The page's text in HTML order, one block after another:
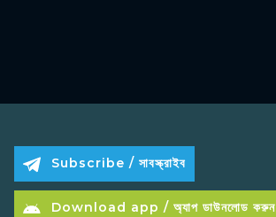
Subscribe / সাবস্ক্রাইব
Download app / অ্যাপ ডাউনলোড করুন